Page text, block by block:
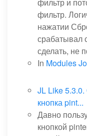
фильтр и
фильтр.
нажатии
срабатывал
сделать, не
In Modules
JL Like
кнопка pint...
Давно
кнопкой